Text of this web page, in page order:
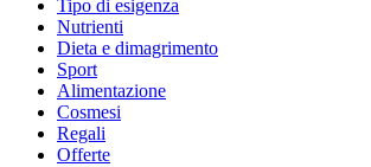
Tipo di esigenza
Nutrienti
Dieta e dimagrimento
Sport
Alimentazione
Cosmesi
Regali
Offerte